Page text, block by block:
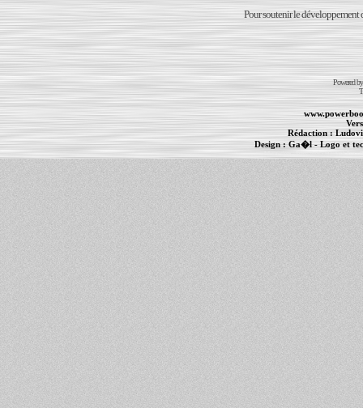
Pour soutenir le développement
Powered
Rédaction :
Design :Ga�l- Logo et
PowerBook